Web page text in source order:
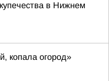
в Нижнем
копала огород»